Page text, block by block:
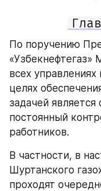
По поручению
«Узбекнефтегаз»
всех
целях
задачей
постоянный
работников.
В частности, в
Шуртанского
проходят